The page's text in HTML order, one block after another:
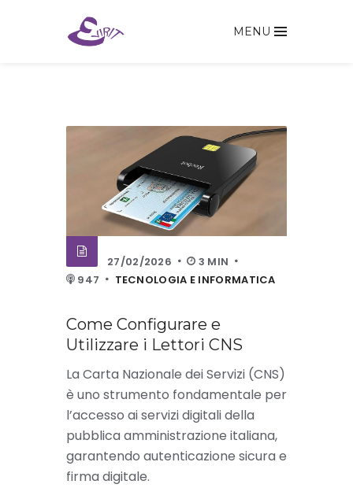
MENU
27/02/2026
3 MIN
947
TECNOLOGIA E INFORMATICA
Come Configurare e
Utilizzare i Lettori CNS
La Carta Nazionale dei Servizi (CNS)
è uno strumento fondamentale per
l’accesso ai servizi digitali della
pubblica amministrazione italiana,
garantendo autenticazione sicura e
firma digitale.